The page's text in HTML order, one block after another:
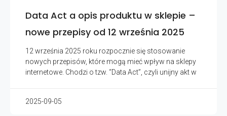
Data Act a opis produktu w sklepie –
nowe przepisy od 12 września 2025
12 września 2025 roku rozpocznie się stosowanie
nowych przepisów, które mogą mieć wpływ na sklepy
internetowe. Chodzi o tzw. “Data Act”, czyli unijny akt w
2025-09-05